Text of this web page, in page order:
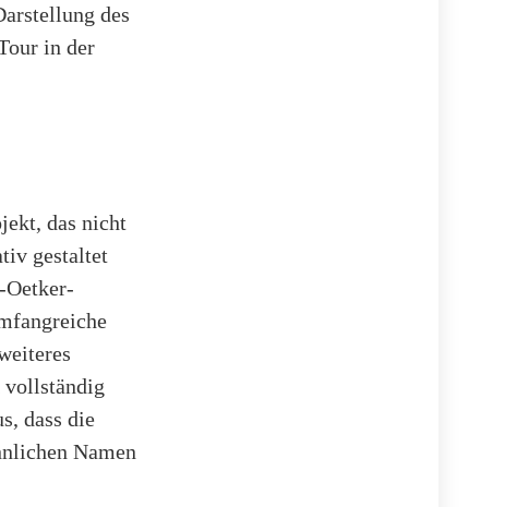
des
in der
das nicht
gestaltet
vollständig
dass die
Namen